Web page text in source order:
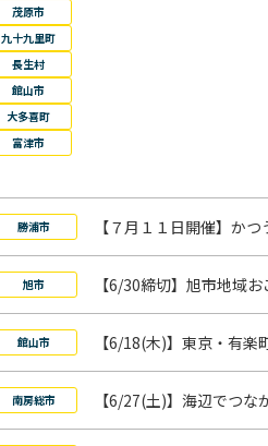
茂原市
九十九里町
長生村
館山市
大多喜町
富津市
勝浦市 【７月１１日開催】か
旭市 【6/30締切】旭市地域
館山市 【6/18(木)】東京・有楽
南房総市 【6/27(土)】海辺でつな